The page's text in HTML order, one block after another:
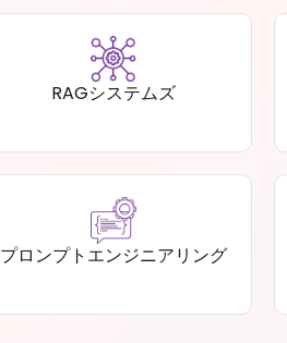
RAGシステムズ
プロンプトエンジニアリング